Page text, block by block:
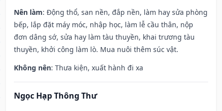
Nên làm: Động thổ, san nền, đắp nền, làm hay sửa phòng
bếp, lắp đặt máy móc, nhập học, làm lễ cầu thân, nộp
đơn dâng sớ, sửa hay làm tàu thuyền, khai trương tàu
thuyền, khởi công làm lò. Mua nuôi thêm súc vật.
Không nên: Thưa kiện, xuất hành đi xa
Ngọc Hạp Thông Thư